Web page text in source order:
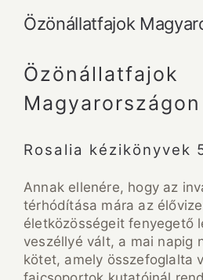
Özönállatfajok
Özönállatfajok
Magyarországon
Rosalia kézikönyvek
Annak ellenére, hogy az
térhódítása mára az
életközösségeit fenyegető
veszéllyé vált, a mai napig
kötet, amely összefoglalta